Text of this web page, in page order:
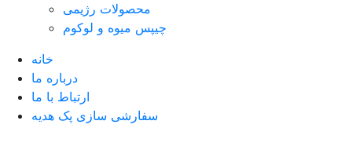
محصولات رژیمی
چیپس میوه و لوکوم
خانه
درباره ما
ارتباط با ما
سفارشی سازی پک هدیه